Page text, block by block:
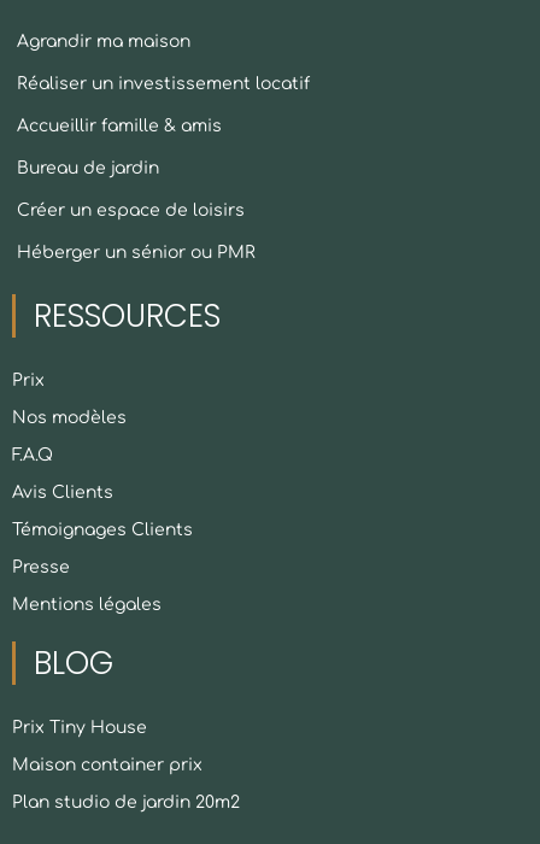
Agrandir ma maison
Réaliser un investissement locatif
Accueillir famille & amis
Bureau de jardin
Créer un espace de loisirs
Héberger un sénior ou PMR
RESSOURCES
Prix
Nos modèles
F.A.Q
Avis Clients
Témoignages Clients
Presse
Mentions légales
BLOG
Prix Tiny House
Maison container prix
Plan studio de jardin 20m2